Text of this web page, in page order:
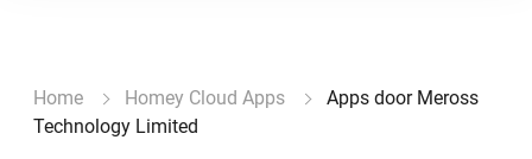
Home Homey Cloud Apps
Apps door Meross
Technology Limited